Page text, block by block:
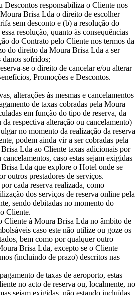
Descontos responsabiliza o Cliente nos
Brisa Lda o direito de escolher
sem desconto e (b) a resolução do
resolução, quanto às consequências
do Contrato pelo Cliente nos termos da
do direito da Moura Brisa Lda a ser
danos sofridos;
se o direito de cancelar e/ou alterar
Promoções e Descontos.
alterações às mesmas e cancelamentos
de taxas cobradas pela Moura
em função do tipo de reserva, da
da respectiva alteração ou cancelamento)
no momento da realização da reserva
podem ainda vir a ser cobradas pela
Lda ao Cliente taxas adicionais por
cancelamentos, caso estas sejam exigidas
Lda que explore o Hotel onde se
outros prestadores de serviços.
cada reserva realizada, como
dos serviços de reserva online pela
sendo debitadas no momento do
Cliente.
Cliente à Moura Brisa Lda no âmbito de
caso este não utilize ou goze os
bem como por qualquer outro
Brisa Lda, excepto se o Cliente
(incluindo de prazo) descritos nas
de taxas de aeroporto, estas
no acto de reserva ou, localmente, no
sejam exigidas, não estando incluídas